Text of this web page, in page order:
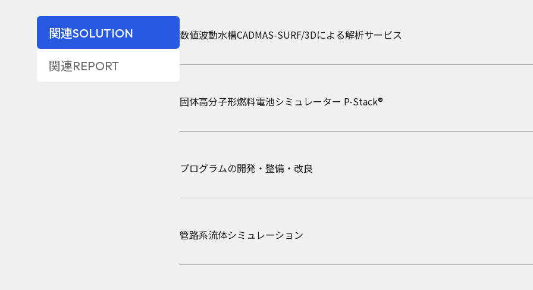
関連SOLUTION
関連REPORT
数値波動水槽CADMAS-SURF/3Dによる解析サービス
固体高分子形燃料電池シミュレーター P-Stack®
プログラムの開発・整備・改良
管路系流体シミュレーション
激甚化する水害への対策の現状と浸水シミュレーション
レポート・コラム
2019年3月18日 レポート・コラム